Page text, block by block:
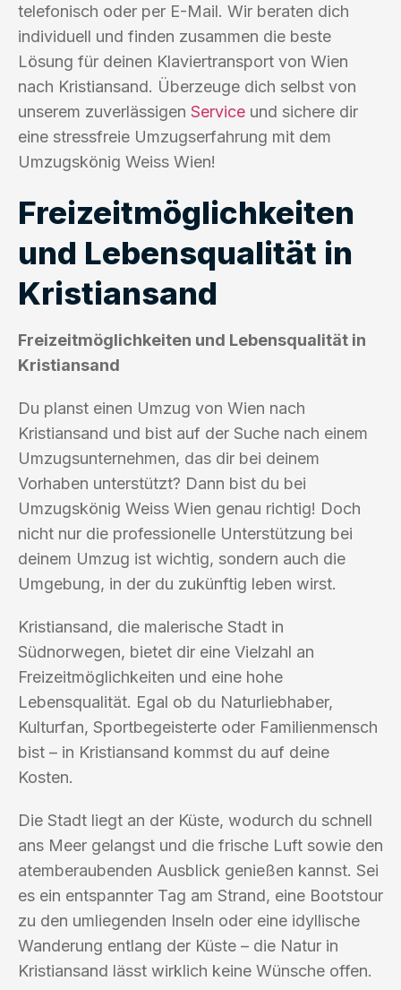
telefonisch oder per E-Mail. Wir beraten dich
individuell und finden zusammen die beste
Lösung für deinen Klaviertransport von Wien
nach Kristiansand. Überzeuge dich selbst von
unserem zuverlässigen Service und sichere dir
eine stressfreie Umzugserfahrung mit dem
Umzugskönig Weiss Wien!
Freizeitmöglichkeiten
und Lebensqualität in
Kristiansand
Freizeitmöglichkeiten und Lebensqualität in
Kristiansand
Du planst einen Umzug von Wien nach
Kristiansand und bist auf der Suche nach einem
Umzugsunternehmen, das dir bei deinem
Vorhaben unterstützt? Dann bist du bei
Umzugskönig Weiss Wien genau richtig! Doch
nicht nur die professionelle Unterstützung bei
deinem Umzug ist wichtig, sondern auch die
Umgebung, in der du zukünftig leben wirst.
Kristiansand, die malerische Stadt in
Südnorwegen, bietet dir eine Vielzahl an
Freizeitmöglichkeiten und eine hohe
Lebensqualität. Egal ob du Naturliebhaber,
Kulturfan, Sportbegeisterte oder Familienmensch
bist – in Kristiansand kommst du auf deine
Kosten.
Die Stadt liegt an der Küste, wodurch du schnell
ans Meer gelangst und die frische Luft sowie den
atemberaubenden Ausblick genießen kannst. Sei
es ein entspannter Tag am Strand, eine Bootstour
zu den umliegenden Inseln oder eine idyllische
Wanderung entlang der Küste – die Natur in
Kristiansand lässt wirklich keine Wünsche offen.